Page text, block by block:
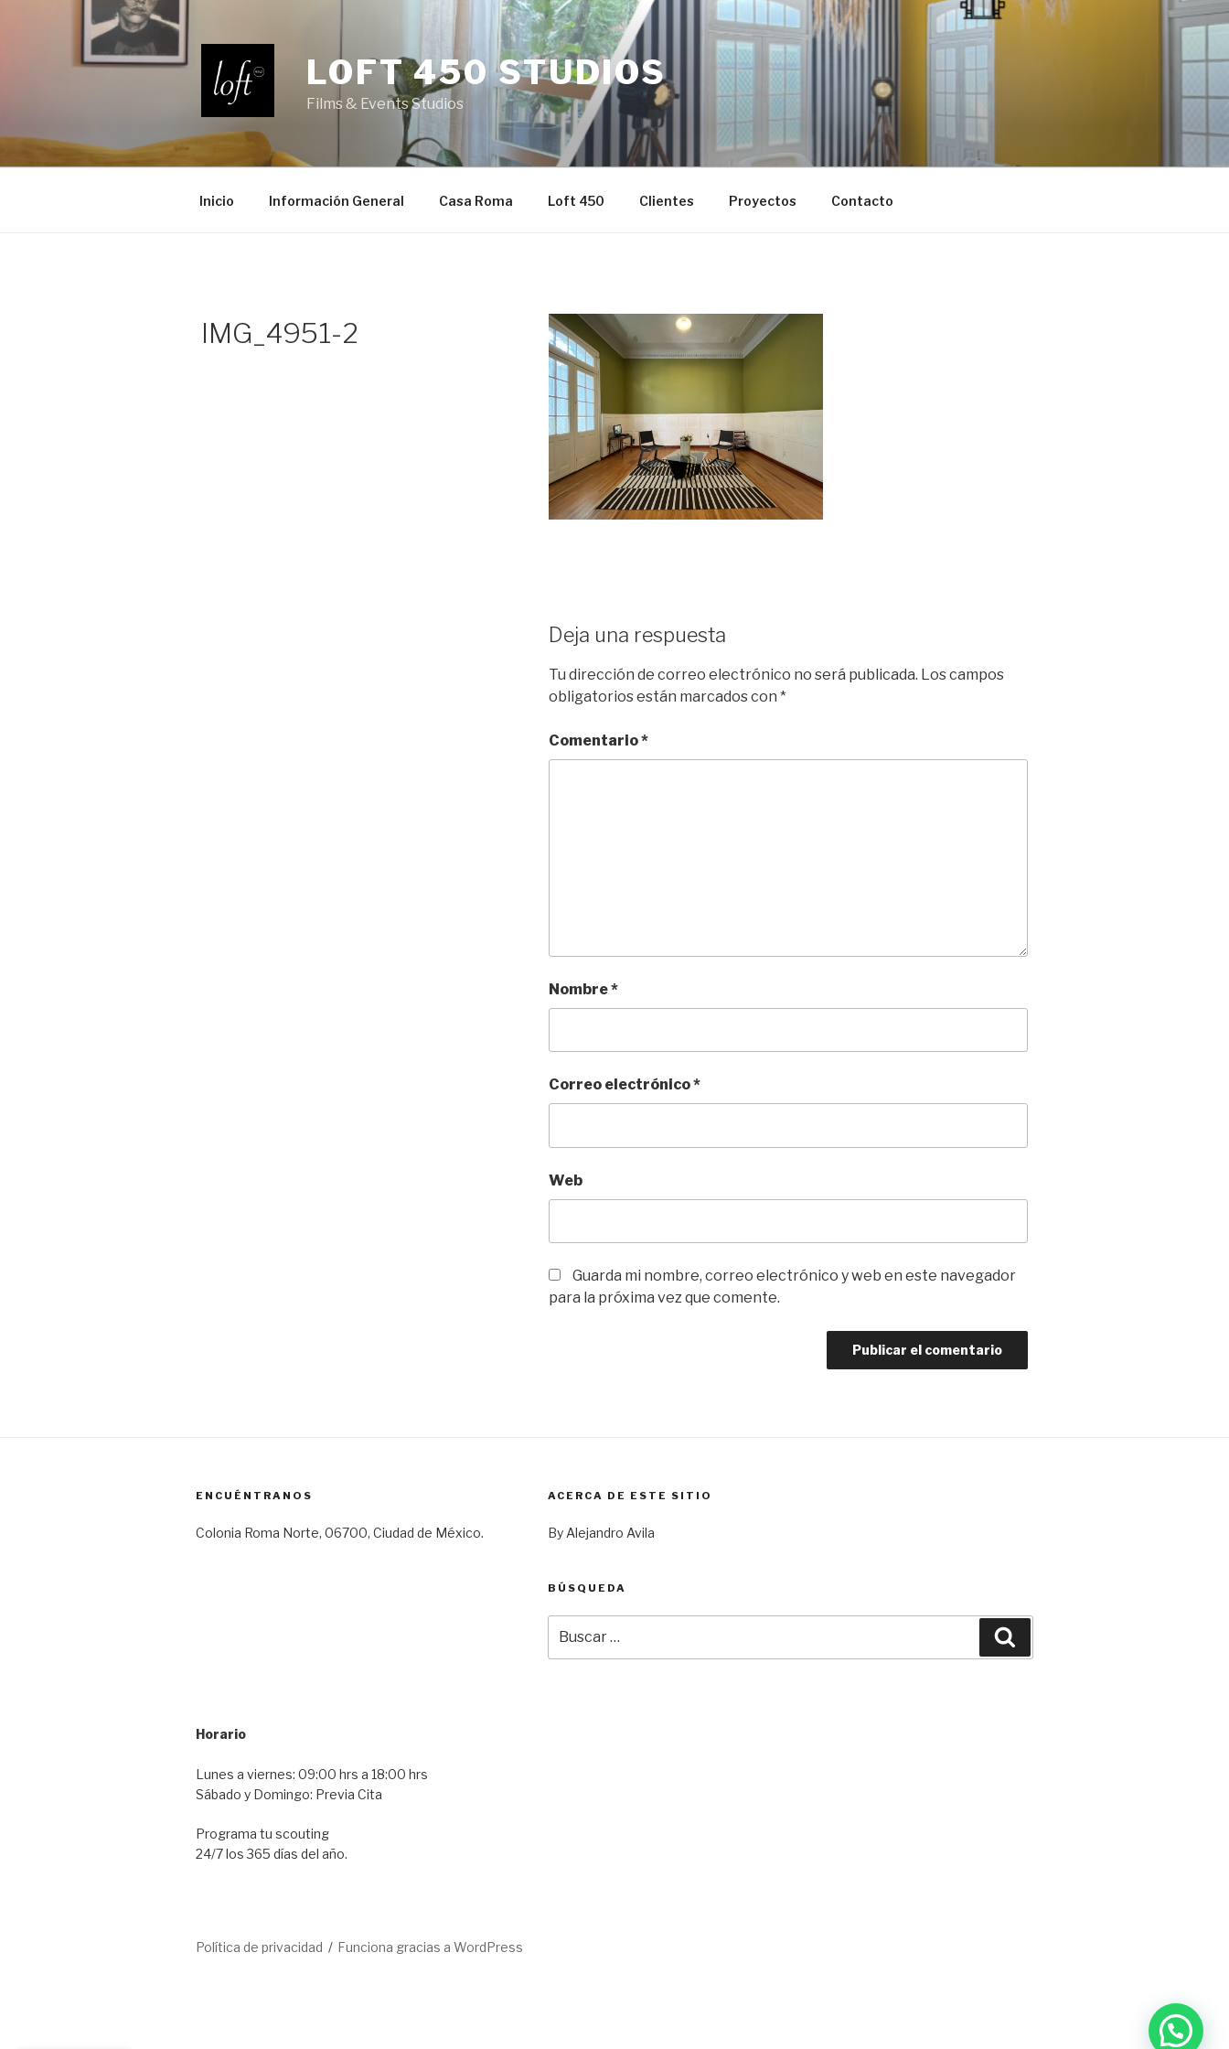
LOFT 450 STUDIOS
Films & Events Studios
Inicio Información General Casa Roma Loft 450 Clientes Proyectos Contacto
IMG_4951-2
Deja una respuesta
Tu dirección de correo electrónico no será publicada. Los campos
obligatorios están marcados con *
Comentario*
Nombre*
Correo electrónico*
Web
Guarda mi nombre, correo electrónico y web en este navegador
para la próxima vez que comente.
ENCUÉNTRANOS
Colonia Roma Norte, 06700, Ciudad de México.
Horario
Lunes a viernes: 09:00 hrs a 18:00 hrs
Sábado y Domingo: Previa Cita
Programa tu scouting
24/7 los 365 días del año.
ACERCA DE ESTE SITIO
By Alejandro Avila
BÚSQUEDA
por:
Política de privacidad Funciona gracias a WordPress